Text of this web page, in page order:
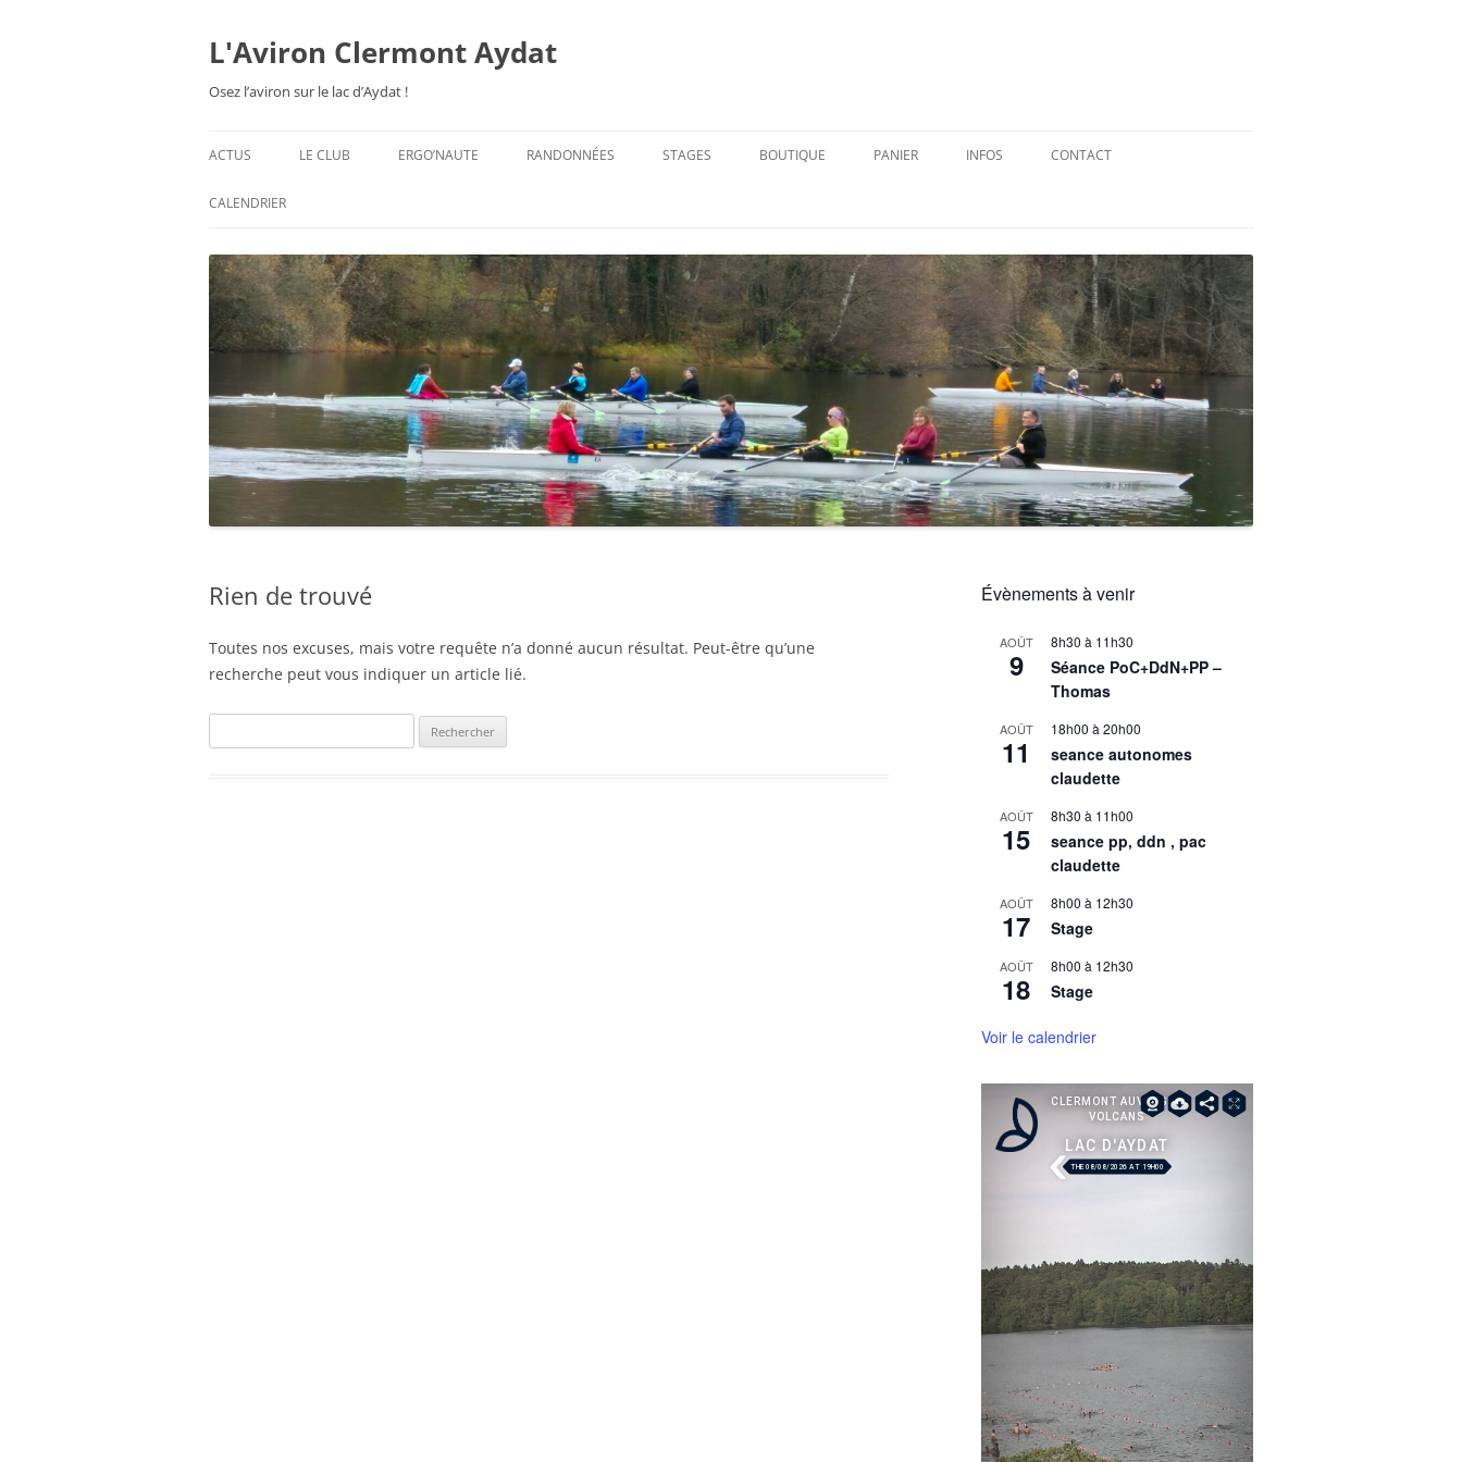
L'Aviron Clermont Aydat
Osez l’aviron sur le lac d’Aydat !
ACTUS LE CLUB
ESPACE ADHÉSION
TARIFS 2026-27
ERGO’NAUTE RANDONNÉES STAGES BOUTIQUE PANIER INFOS
RÉGLEMENT INTÉRIEUR
RÉGLEMENT DE LA FFA
MENTIONS LÉGALES
PARTENAIRES
CONTACT
CALENDRIER
Rien de trouvé
Toutes nos excuses, mais votre requête n’a donné aucun résultat. Peut-être qu’une
recherche peut vous indiquer un article lié.
Évènements à venir
AOÛT
9
8h30 à 11h30
Séance PoC+DdN+PP –
Thomas
AOÛT
11
18h00 à 20h00
seance autonomes
claudette
AOÛT
15
8h30 à 11h00
seance pp, ddn , pac
claudette
AOÛT
17
8h00 à 12h30
Stage
AOÛT
18
8h00 à 12h30
Stage
Voir le calendrier